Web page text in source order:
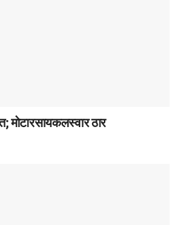
मोटारसायकलस्वार ठार